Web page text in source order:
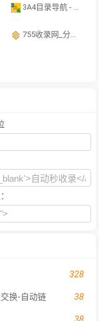
3A4目录导航 - 全新架构自动秒收录网址导航，实现自主提交，自动化收录，打造百万网址库
755收录网_分类目录网_免费网站目录_网站收录_网址提交_免费收录网站
328
换-自动链 38